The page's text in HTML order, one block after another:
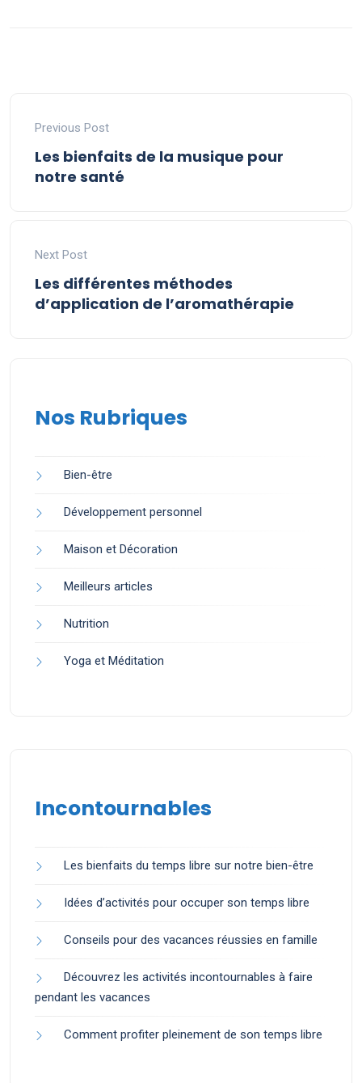
Previous Post
Les bienfaits de la musique pour
notre santé
Next Post
Les différentes méthodes
d’application de l’aromathérapie
Nos Rubriques
Bien-être
Développement personnel
Maison et Décoration
Meilleurs articles
Nutrition
Yoga et Méditation
Incontournables
Les bienfaits du temps libre sur notre bien-être
Idées d’activités pour occuper son temps libre
Conseils pour des vacances réussies en famille
Découvrez les activités incontournables à faire
pendant les vacances
Comment profiter pleinement de son temps libre